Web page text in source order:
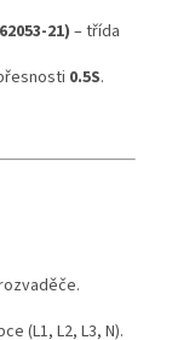
21) – třída
0.5S.
(L1, L2, L3, N).